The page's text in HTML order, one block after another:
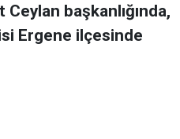
başkanlığında,
Ergene ilçesinde